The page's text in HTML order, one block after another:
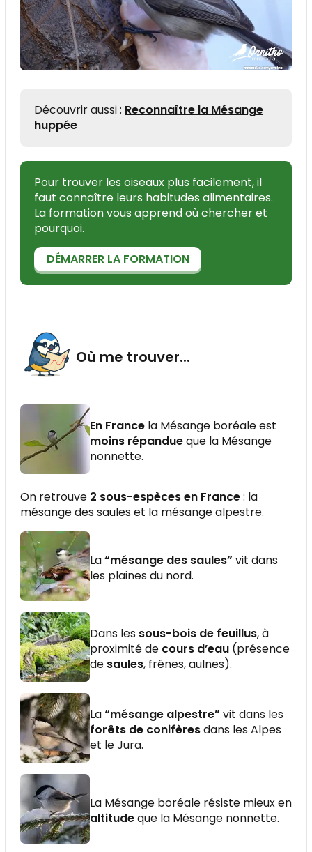
Découvrir aussi : Reconnaître la Mésange
huppée
Pour trouver les oiseaux plus facilement, il
faut connaître leurs habitudes alimentaires.
La formation vous apprend où chercher et
pourquoi.
DÉMARRER LA FORMATION
Où me trouver...
En France la Mésange boréale est
moins répandueque la Mésange
nonnette.
On retrouve 2 sous-espèces en France: la
mésange des saules et la mésange alpestre.
La“mésange des saules” vit dans
les plaines du nord.
Dans les sous-bois de feuillus, à
proximité de cours d’eau (présence
de saules, frênes, aulnes).
La“mésange alpestre” vit dans les
forêts de conifèresdans les Alpes
et le Jura.
La Mésange boréale résiste mieux en
altitudeque la Mésange nonnette.